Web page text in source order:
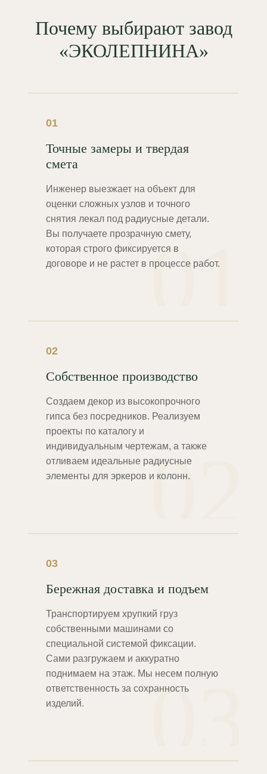
Почему выбирают завод
«ЭКОЛЕПНИНА»
01
01
Точные замеры и твердая
смета
Инженер выезжает на объект для
оценки сложных узлов и точного
снятия лекал под радиусные детали.
Вы получаете прозрачную смету,
которая строго фиксируется в
договоре и не растет в процессе работ.
02
02
Собственное производство
Создаем декор из высокопрочного
гипса без посредников. Реализуем
проекты по каталогу и
индивидуальным чертежам, а также
отливаем идеальные радиусные
элементы для эркеров и колонн.
03
03
Бережная доставка и подъем
Транспортируем хрупкий груз
собственными машинами со
специальной системой фиксации.
Сами разгружаем и аккуратно
поднимаем на этаж. Мы несем полную
ответственность за сохранность
изделий.